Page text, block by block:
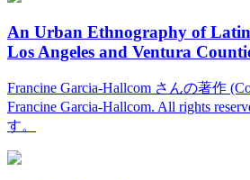
An Urban Ethnography of
Los Angeles and Ventura
Francine Garcia-Hallcom さんの著作
Francine Garcia-Hallcom. All rights
す。